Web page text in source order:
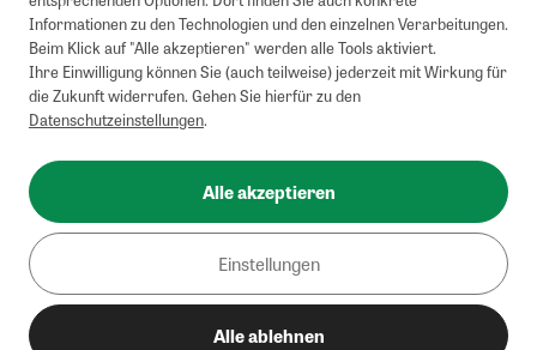
Informationen zu den Technologien und den einzelnen Verarbeitungen.
Beim Klick auf "Alle akzeptieren" werden alle Tools aktiviert.
Ihre Einwilligung können Sie (auch teilweise) jederzeit mit Wirkung für
die Zukunft widerrufen. Gehen Sie hierfür zu den
Datenschutzeinstellungen.
Alle akzeptieren
Einstellungen
Alle ablehnen